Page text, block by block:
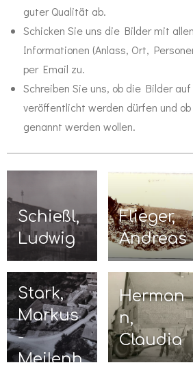
guter Qualität ab.
Schicken Sie uns die Bilder mit
Informationen (Anlass, Ort,
per Email zu.
Schreiben Sie uns, ob die Bilder
veröffentlicht werden dürfen und
genannt werden wollen.
Schießl,
Ludwig
Flieger,
Andreas
Stark,
Markus
-
Meilenh
Herman
n,
Claudia